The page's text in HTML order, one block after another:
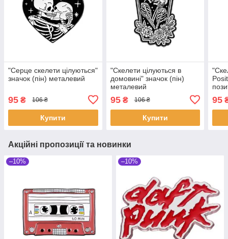
"Серце скелети цілуються"
значок (пін) металевий
95 ₴ 106 ₴
Купити
"Скелети цілуються в
домовині" значок (пін)
металевий
95₴ 106 ₴
Купити
95
Акційні пропозиції та новинки
–10% –10%